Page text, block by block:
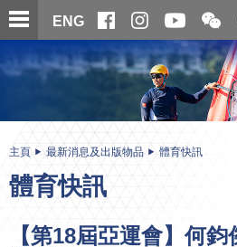
跳
至
內
ENG
開
合
微
信
二
維
碼
内
主頁 最新消息及出版物品 體育快訊
體育快訊
【第18屆亞運會】何